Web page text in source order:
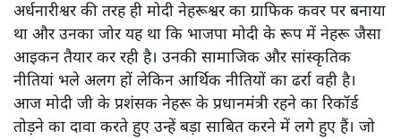
अर्धनारीश्वर की तरह ही मोदी नेहरूश्वर का ग्राफिक कवर पर बनाया
था और उनका जोर यह था कि भाजपा मोदी के रूप में नेहरू जैसा
आइकन तैयार कर रही है। उनकी सामाजिक और सांस्कृतिक
नीतियां भले अलग हों लेकिन आर्थिक नीतियों का ढर्रा वही है।
आज मोदी जी के प्रशंसक नेहरू के प्रधानमंत्री रहने का रिकॉर्ड
तोड़ने का दावा करते हुए उन्हें बड़ा साबित करने में लगे हुए हैं। जो